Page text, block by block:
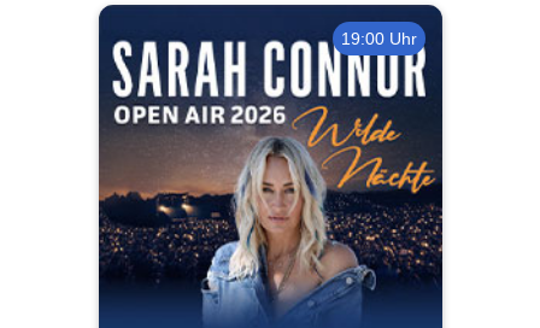
19:00 Uhr